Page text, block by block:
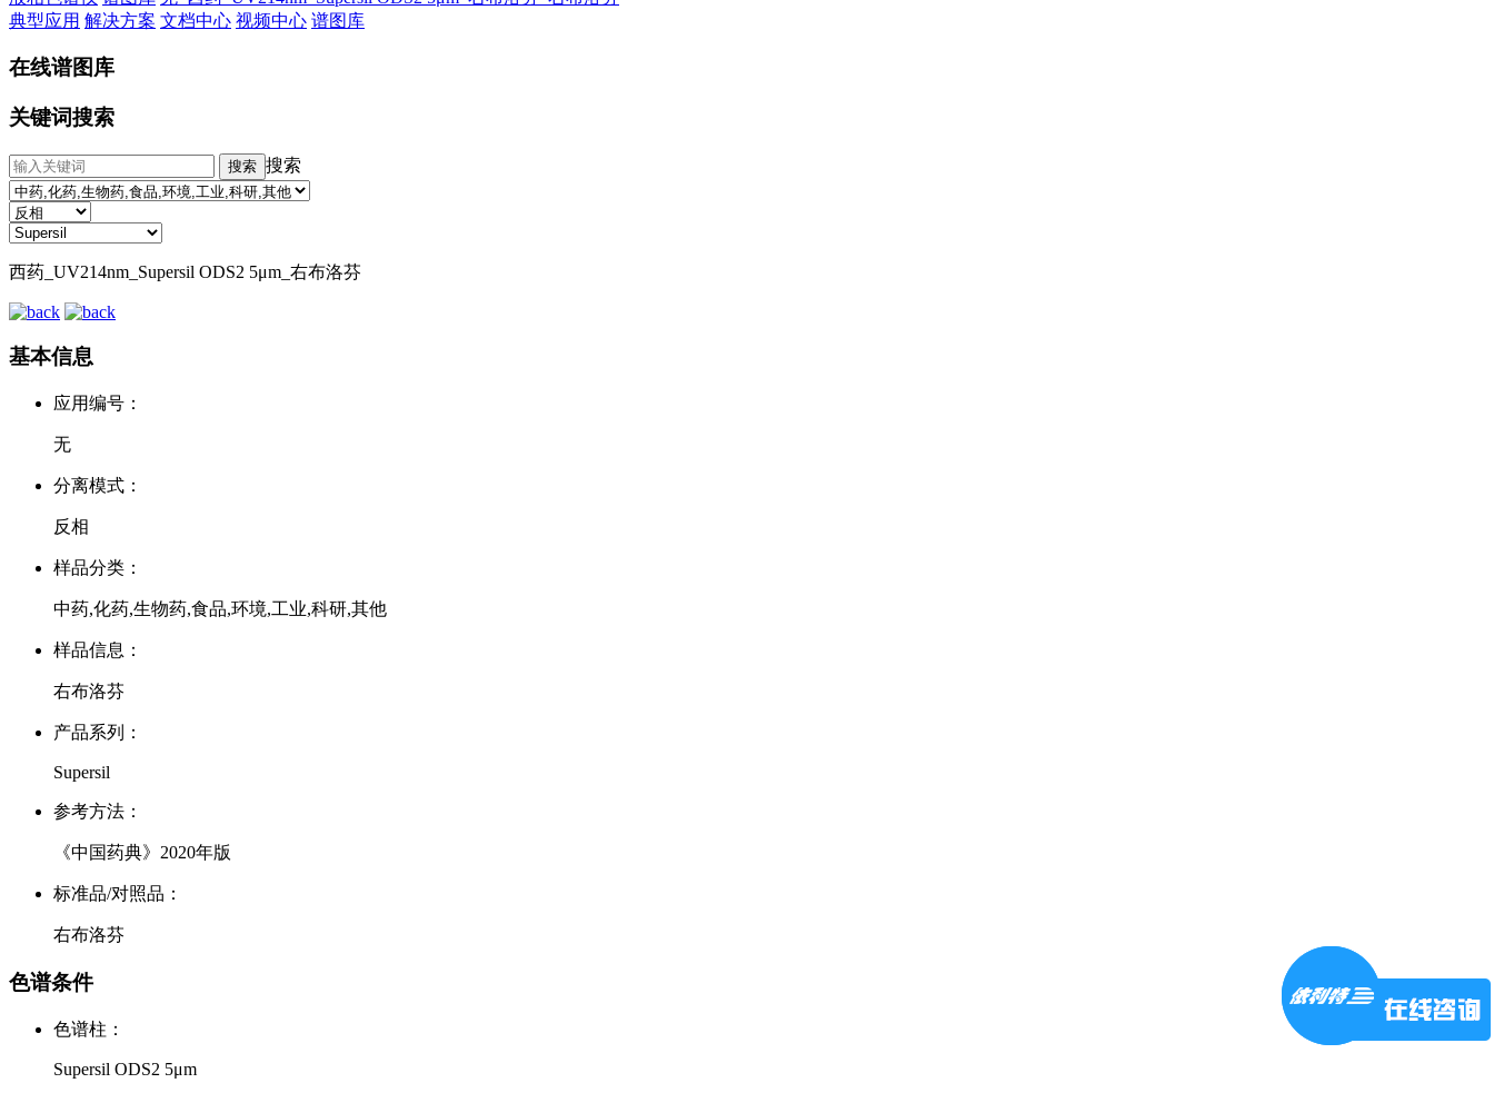
典型应用 解决方案 文档中心 视频中心 谱图库
在线谱图库
关键词搜索
搜索
西药_UV214nm_Supersil ODS2 5μm_右布洛芬
基本信息
应用编号：
无
分离模式：
反相
样品分类：
中药,化药,生物药,食品,环境,工业,科研,其他
样品信息：
右布洛芬
产品系列：
Supersil
参考方法：
《中国药典》2020年版
标准品/对照品：
右布洛芬
色谱条件
色谱柱：
Supersil ODS2 5μm